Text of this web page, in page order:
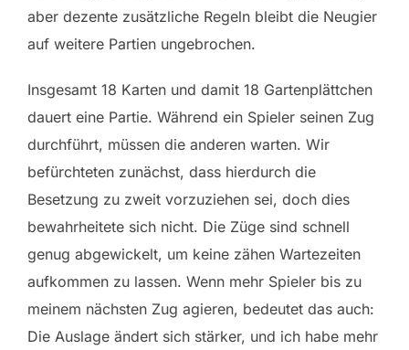
aber dezente zusätzliche Regeln bleibt die Neugier
auf weitere Partien ungebrochen.
Insgesamt 18 Karten und damit 18 Gartenplättchen
dauert eine Partie. Während ein Spieler seinen Zug
durchführt, müssen die anderen warten. Wir
befürchteten zunächst, dass hierdurch die
Besetzung zu zweit vorzuziehen sei, doch dies
bewahrheitete sich nicht. Die Züge sind schnell
genug abgewickelt, um keine zähen Wartezeiten
aufkommen zu lassen. Wenn mehr Spieler bis zu
meinem nächsten Zug agieren, bedeutet das auch:
Die Auslage ändert sich stärker, und ich habe mehr